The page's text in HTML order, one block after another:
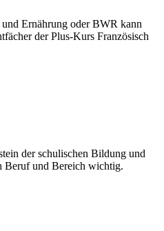
Ernährung oder BWR kann
der Plus-Kurs Französisch
der schulischen Bildung und
Beruf und Bereich wichtig.